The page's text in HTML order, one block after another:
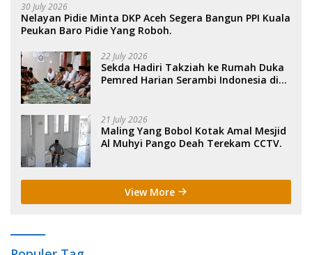
30 July 2026
Nelayan Pidie Minta DKP Aceh Segera Bangun PPI Kuala
Peukan Baro Pidie Yang Roboh.
22 July 2026
Sekda Hadiri Takziah ke Rumah Duka
Pemred Harian Serambi Indonesia di
21 July 2026
Maling Yang Bobol Kotak Amal Mesjid
Al Muhyi Pango Deah Terekam CCTV.
View More